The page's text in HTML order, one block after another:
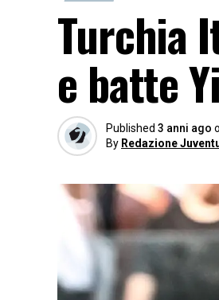
Turchia
e batte
Published 3 anni ago
By Redazione